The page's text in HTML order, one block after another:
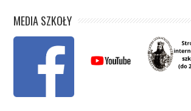
MEDIA SZKOŁY